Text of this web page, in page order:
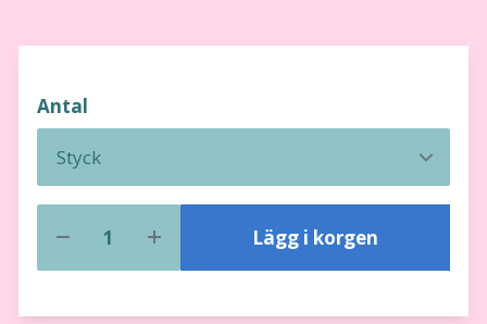
Antal
Lägg i korgen